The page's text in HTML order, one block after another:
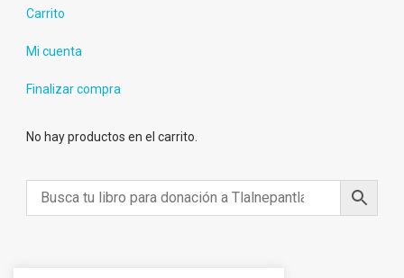
Carrito
Mi cuenta
Finalizar compra
No hay productos en el carrito.